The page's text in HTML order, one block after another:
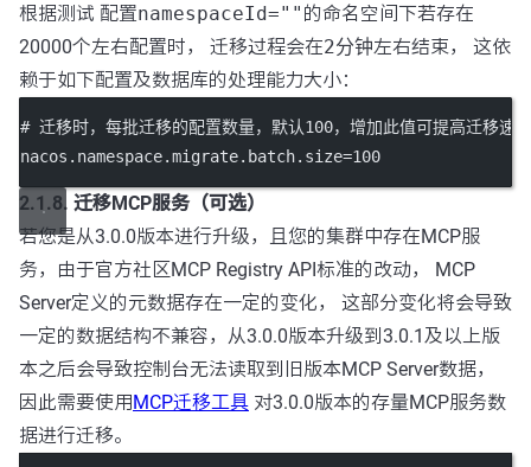
根据测试 配置namespaceId="" 的命名空间下若存在
20000个左右配置时， 迁移过程会在2分钟左右结束， 这依
赖于如下配置及数据库的处理能力大小：
# 迁移时，每批迁移的配置数量，默认100，增加此值可提高迁移速
nacos.namespace.migrate.batch.size=100
2.1.8. 迁移MCP服务（可选）
若您是从3.0.0版本进行升级，且您的集群中存在MCP服
务，由于官方社区MCP Registry API标准的改动， MCP
Server定义的元数据存在一定的变化， 这部分变化将会导致
一定的数据结构不兼容，从3.0.0版本升级到3.0.1及以上版
本之后会导致控制台无法读取到旧版本MCP Server数据，
因此需要使用MCP迁移工具 对3.0.0版本的存量MCP服务数
据进行迁移。